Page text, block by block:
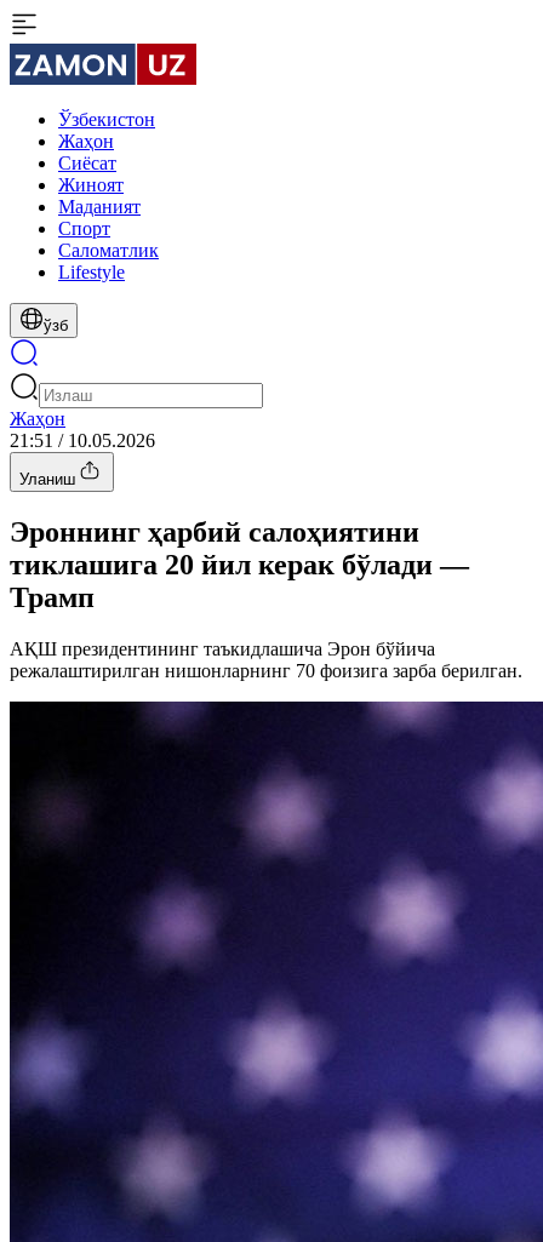
Ўзбекистон
Жаҳон
Сиёсат
Жиноят
Маданият
Спорт
Cаломатлик
Lifestyle
ўзб
Жаҳон
21:51 / 10.05.2026
Уланиш
Эроннинг ҳарбий салоҳиятини
тиклашига 20 йил керак бўлади —
Трамп
АҚШ президентининг таъкидлашича Эрон бўйича
режалаштирилган нишонларнинг 70 фоизига зарба берилган.